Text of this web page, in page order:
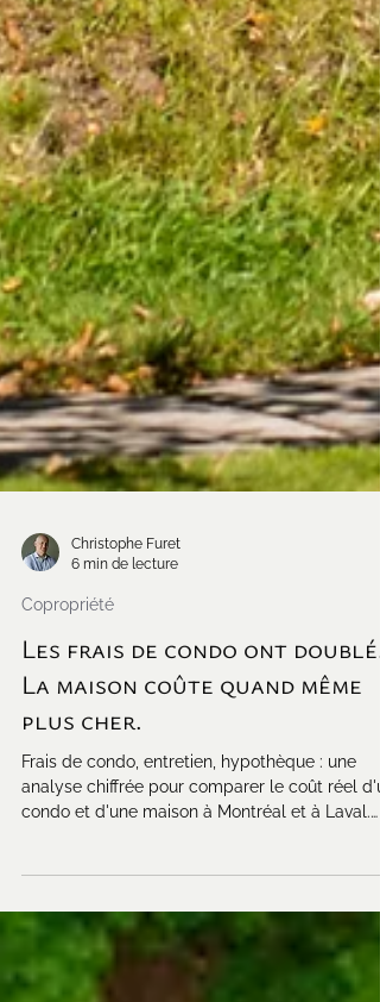
Christophe Furet
6 min de lecture
Copropriété
Les frais de condo ont doublé.
La maison coûte quand même
Frais de condo, entretien, hypothèque : une
condo et d'une maison à Montréal et à Laval.
Données APCIQ 2025.